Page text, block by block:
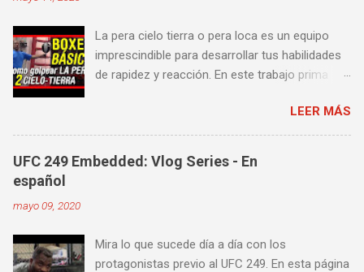
La pera cielo tierra o pera loca es un equipo
imprescindible para desarrollar tus habilidades
de rapidez y reacción. En este trabajo prima
fuerza o la contundencia. Este trabajo también
es fenomenal para desarrollar esquives y
contra golpes a alta velocidad; así como
también las entradas rápidas para acortar
algunos videos donde puedes aprender a
LEER MÁS
UFC 249 Embedded: Vlog Series - En
español
mayo 09, 2020
Mira lo que sucede día a día con los
protagonistas previo al UFC 249. En esta página